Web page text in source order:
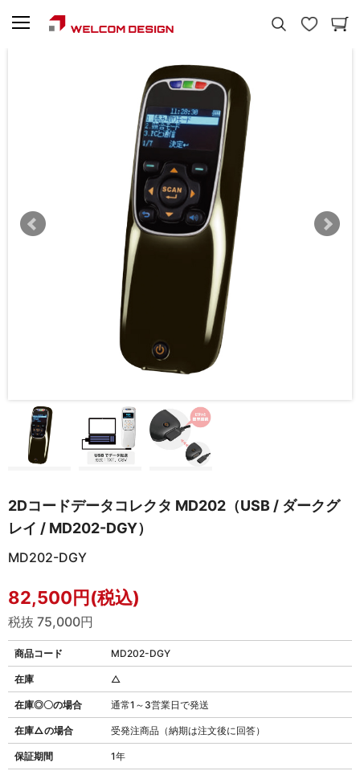
2Dコードデータコレクタ MD202（USB / ダークグ
レイ / MD202-DGY）
MD202-DGY
82,500円(税込)
税抜 75,000円
商品コード MD202-DGY
在庫◎〇の場合 通常1～3営業日で発送
在庫△の場合 受発注商品（納期は注文後に回答）
保証期間 1年
在庫 △